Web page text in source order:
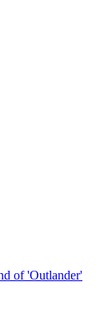
of 'Outlander'